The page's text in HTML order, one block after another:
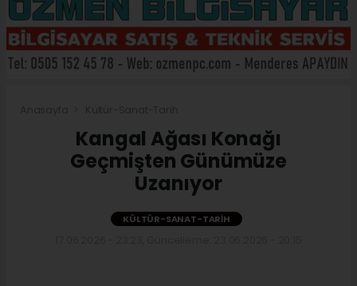
Kangal Ağası Konağı
Geçmişten Günümüze
Uzanıyor
KÜLTÜR-SANAT-TARIH